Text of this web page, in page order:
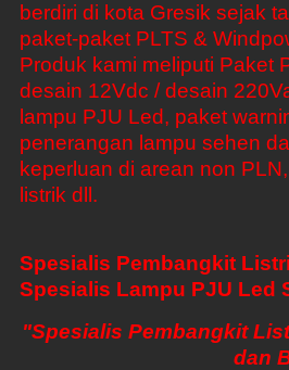
berdiri di kota Gresik sejak
paket-paket PLTS &
Produk kami meliputi Paket
desain 12Vdc / desain
lampu PJU Led, paket
penerangan lampu sehen
keperluan di arean non
listrik dll.
Spesialis Pembangkit
Spesialis Lampu PJU Led
"Spesialis Pembangkit
dan